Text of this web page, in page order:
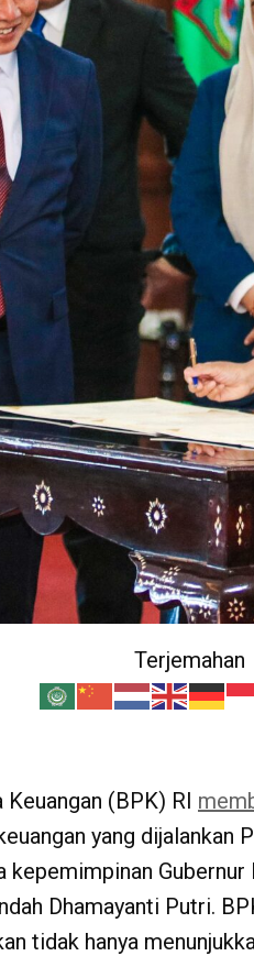
Terjemahan
(BPK) RI
yang dijalankan
kepemimpinan
Dhamayanti Putri.
tidak hanya